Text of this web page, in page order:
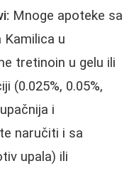
Mnoge apoteke sa
u
tretinoin u gelu ili
(0.025%, 0.05%,
i
naručiti i sa
upala) ili